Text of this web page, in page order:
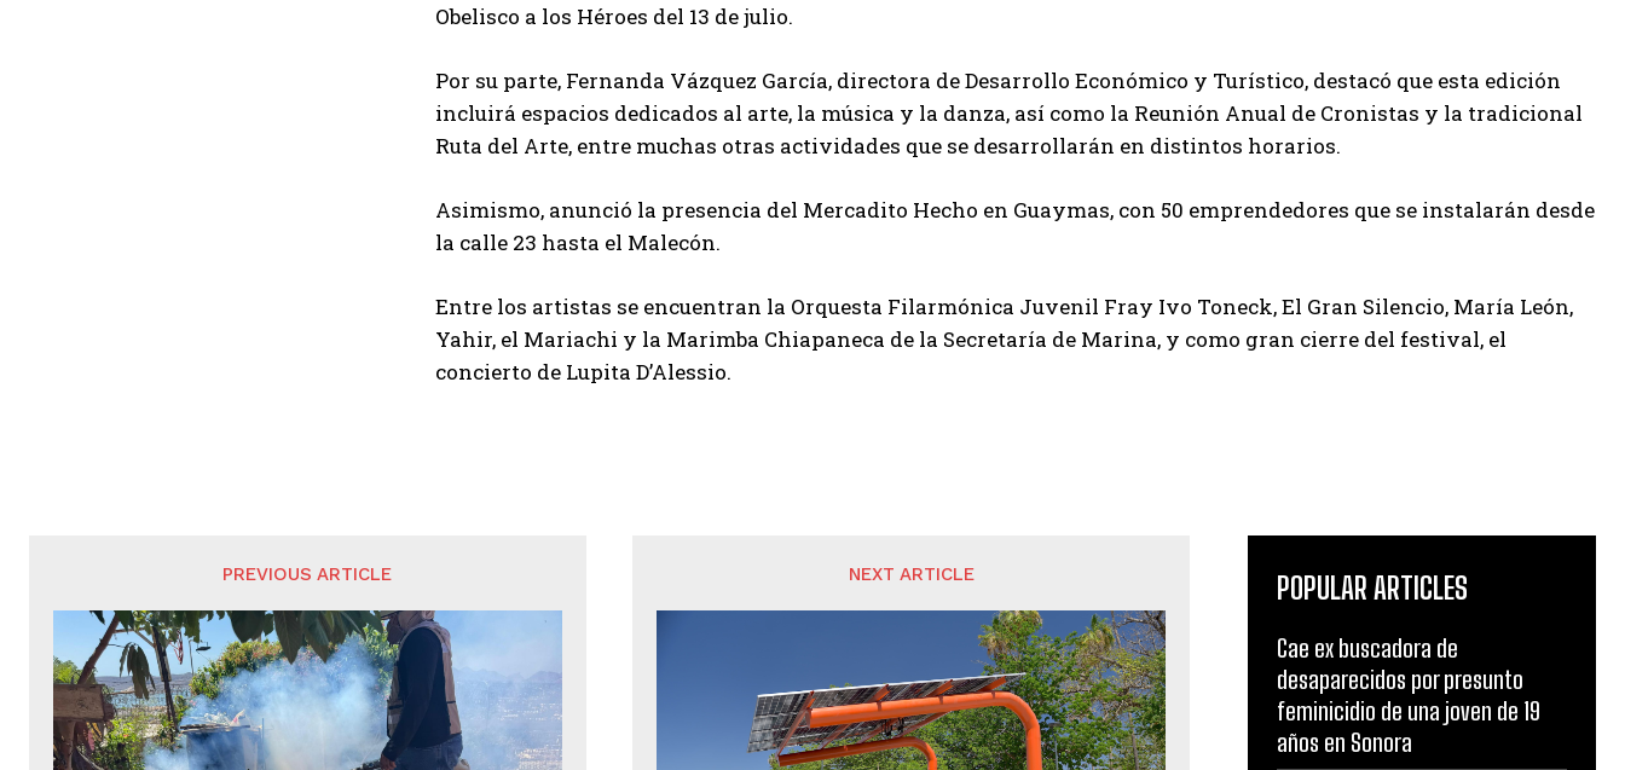
Obelisco a los Héroes del 13 de julio.
Por su parte, Fernanda Vázquez García, directora de Desarrollo Económico y Turístico, destacó que esta edición
incluirá espacios dedicados al arte, la música y la danza, así como la Reunión Anual de Cronistas y la tradicional
Ruta del Arte, entre muchas otras actividades que se desarrollarán en distintos horarios.
Asimismo, anunció la presencia del Mercadito Hecho en Guaymas, con 50 emprendedores que se instalarán desde
la calle 23 hasta el Malecón.
Entre los artistas se encuentran la Orquesta Filarmónica Juvenil Fray Ivo Toneck, El Gran Silencio, María León,
Yahir, el Mariachi y la Marimba Chiapaneca de la Secretaría de Marina, y como gran cierre del festival, el
concierto de Lupita D’Alessio.
PREVIOUS ARTICLE NEXT ARTICLE POPULAR ARTICLES
Cae ex buscadora de
desaparecidos por presunto
feminicidio de una joven de 19
años en Sonora